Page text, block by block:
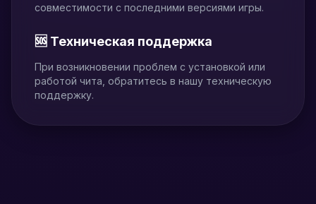
совместимости с последними версиями игры.
🆘 Техническая поддержка
При возникновении проблем с установкой или
работой чита, обратитесь в нашу техническую
поддержку.